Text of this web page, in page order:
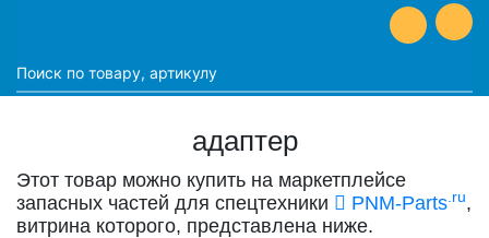
адаптер
Этот товар можно купить на маркетплейсе
запасных частей для спецтехники
PNM-Parts.ru,
витрина которого, представлена ниже.